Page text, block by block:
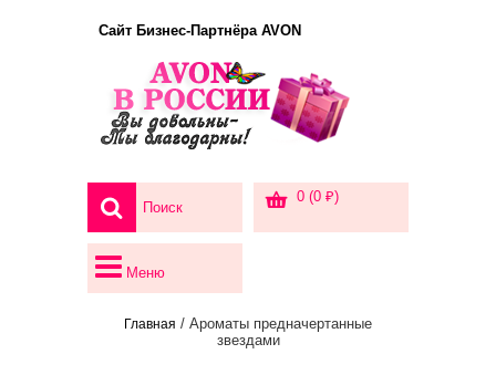
Сайт Бизнес-Партнёра AVON
0 (0 ₽)
Меню
Главная / Ароматы предначертанные
звездами